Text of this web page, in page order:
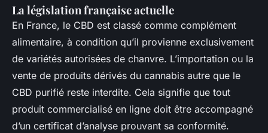
La législation française actuelle
En France, le CBD est classé comme complément
alimentaire, à condition qu’il provienne exclusivement
de variétés autorisées de chanvre. L’importation ou la
vente de produits dérivés du cannabis autre que le
CBD purifié reste interdite. Cela signifie que tout
produit commercialisé en ligne doit être accompagné
d’un certificat d’analyse prouvant sa conformité.